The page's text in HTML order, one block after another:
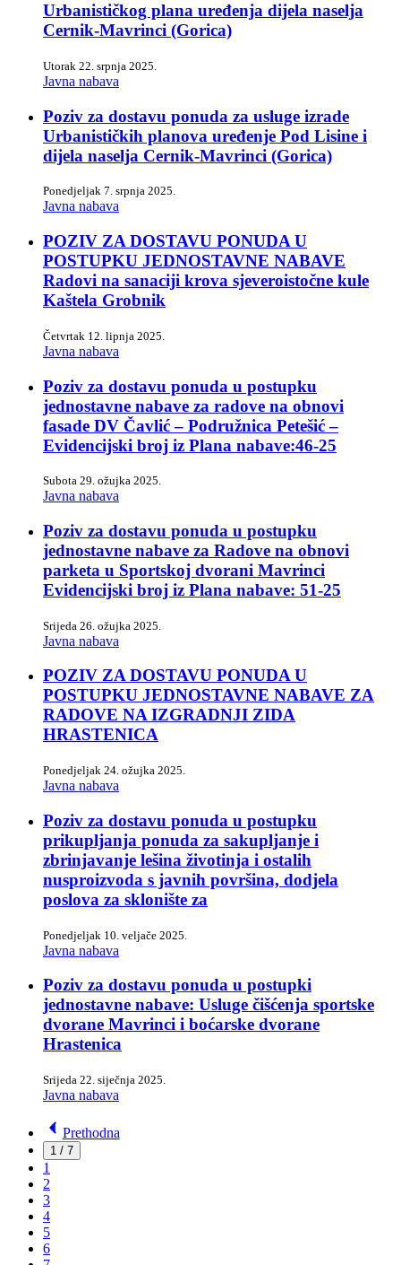
Urbanističkog plana uređenja dijela naselja
Cernik-Mavrinci (Gorica)
Utorak 22. srpnja 2025.
Javna nabava
Poziv za dostavu ponuda za usluge izrade
Urbanističkih planova uređenje Pod Lisine i
dijela naselja Cernik-Mavrinci (Gorica)
Ponedjeljak 7. srpnja 2025.
Javna nabava
POZIV ZA DOSTAVU PONUDA U
POSTUPKU JEDNOSTAVNE NABAVE
Radovi na sanaciji krova sjeveroistočne kule
Kaštela Grobnik
Četvrtak 12. lipnja 2025.
Javna nabava
Poziv za dostavu ponuda u postupku
jednostavne nabave za radove na obnovi
fasade DV Čavlić – Podružnica Petešić –
Evidencijski broj iz Plana nabave:46-25
Subota 29. ožujka 2025.
Javna nabava
Poziv za dostavu ponuda u postupku
jednostavne nabave za Radove na obnovi
parketa u Sportskoj dvorani Mavrinci
Evidencijski broj iz Plana nabave: 51-25
Srijeda 26. ožujka 2025.
Javna nabava
POZIV ZA DOSTAVU PONUDA U
POSTUPKU JEDNOSTAVNE NABAVE ZA
RADOVE NA IZGRADNJI ZIDA
HRASTENICA
Ponedjeljak 24. ožujka 2025.
Javna nabava
Poziv za dostavu ponuda u postupku
prikupljanja ponuda za sakupljanje i
zbrinjavanje lešina životinja i ostalih
nusproizvoda s javnih površina, dodjela
poslova za sklonište za
Ponedjeljak 10. veljače 2025.
Javna nabava
Poziv za dostavu ponuda u postupki
jednostavne nabave: Usluge čišćenja sportske
dvorane Mavrinci i boćarske dvorane
Hrastenica
Srijeda 22. siječnja 2025.
Javna nabava
Prethodna
1 / 7
1
2
3
4
5
6